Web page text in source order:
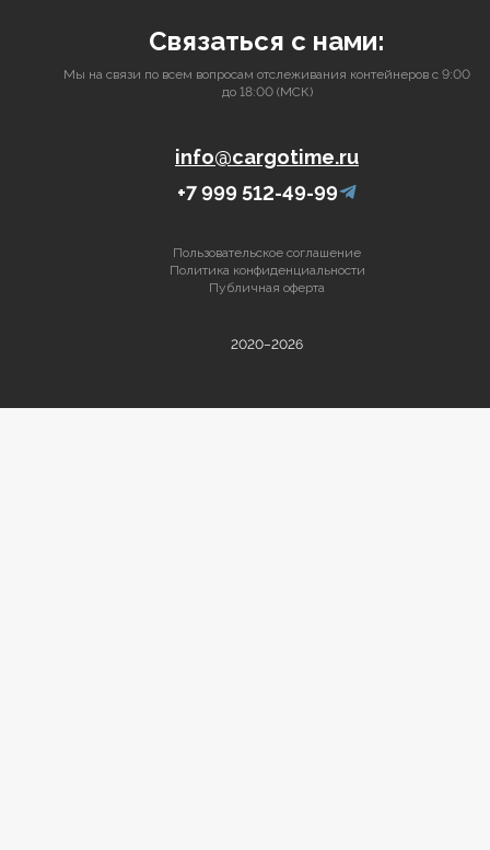
Связаться с нами:
Мы на связи по всем вопросам отслеживания контейнеров с 9:00
до 18:00 (МСК)
info@cargotime.ru
+7 999 512-49-99
2020–2026
Пользовательское соглашение
Политика конфиденциальности
Публичная оферта